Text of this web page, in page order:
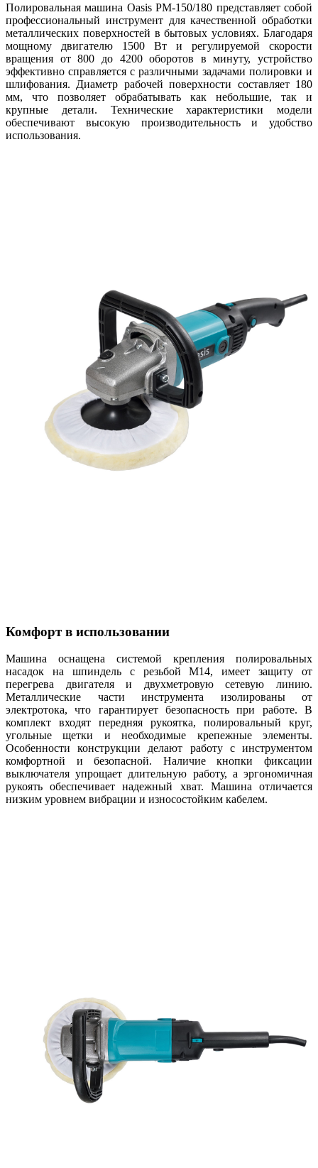
Полировальная машина Oasis PM-150/180 представляет собой
профессиональный инструмент для качественной обработки
металлических поверхностей в бытовых условиях. Благодаря
мощному двигателю 1500 Вт и регулируемой скорости
вращения от 800 до 4200 оборотов в минуту, устройство
эффективно справляется с различными задачами полировки и
шлифования. Диаметр рабочей поверхности составляет 180
мм, что позволяет обрабатывать как небольшие, так и
крупные детали. Технические характеристики модели
обеспечивают высокую производительность и удобство
использования.
Комфорт в использовании
Машина оснащена системой крепления полировальных
насадок на шпиндель с резьбой М14, имеет защиту от
перегрева двигателя и двухметровую сетевую линию.
Металлические части инструмента изолированы от
электротока, что гарантирует безопасность при работе. В
комплект входят передняя рукоятка, полировальный круг,
угольные щетки и необходимые крепежные элементы.
Особенности конструкции делают работу с инструментом
комфортной и безопасной. Наличие кнопки фиксации
выключателя упрощает длительную работу, а эргономичная
рукоять обеспечивает надежный хват. Машина отличается
низким уровнем вибрации и износостойким кабелем.